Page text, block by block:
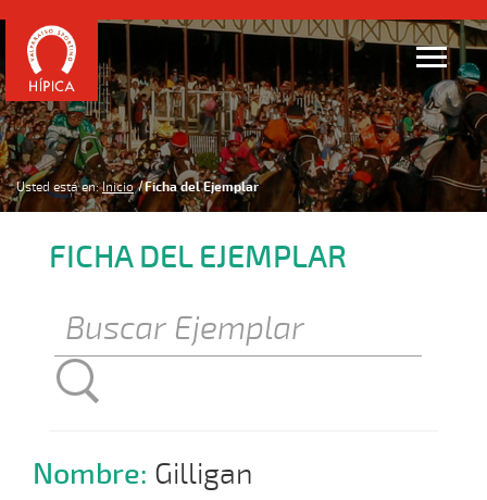
Usted está en: Inicio Ficha del Ejemplar
FICHA DEL EJEMPLAR
Nombre: Gilligan